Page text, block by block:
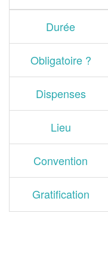
Durée
Obligatoire ?
Dispenses
Lieu
Convention
Gratification